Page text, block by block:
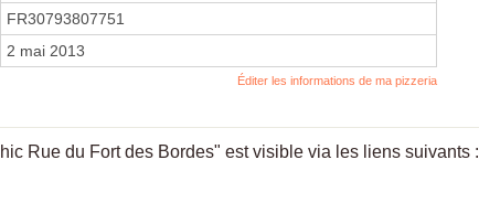
FR30793807751
2 mai 2013
Éditer les informations de ma pizzeria
Rue du Fort des Bordes" est visible via les liens suivants :